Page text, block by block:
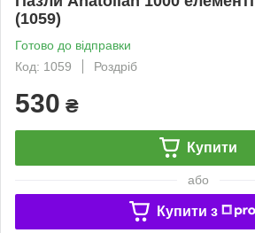
(1059)
Готово до відправки
Код: 1059
Роздріб
530 ₴
Купити
або
Купити з